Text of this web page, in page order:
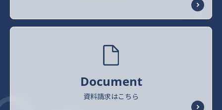
Document
資料請求はこちら